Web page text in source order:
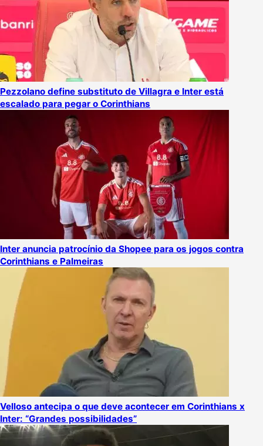
Pezzolano define substituto de Villagra e Inter está
escalado para pegar o Corinthians
Inter anuncia patrocínio da Shopee para os jogos contra
Corinthians e Palmeiras
Velloso antecipa o que deve acontecer em Corinthians x
Inter: “Grandes possibilidades”